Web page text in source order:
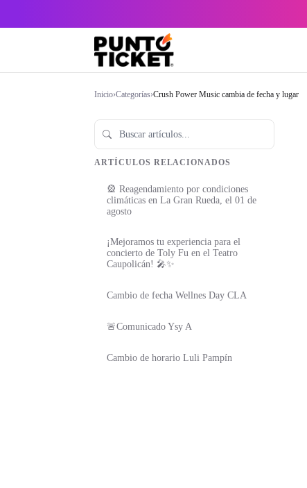
Inicio›Categorías›Crush Power Music cambia de fecha y lugar
ARTÍCULOS RELACIONADOS
🎡 Reagendamiento por condiciones
climáticas en La Gran Rueda, el 01 de
agosto
¡Mejoramos tu experiencia para el
concierto de Toly Fu en el Teatro
Caupolicán! 🎤✨
Cambio de fecha Wellnes Day CLA
🚨Comunicado Ysy A
Cambio de horario Luli Pampín